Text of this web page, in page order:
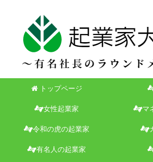
トップページ
女性起業家 マ
令和の虎の起業家
有名人の起業家